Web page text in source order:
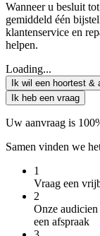
Wanneer u besluit
gemiddeld één
klantenservice en
helpen.
Loading...
Ik wil een hoortest &
Ik heb een vraag
Uw aanvraag is
Samen vinden we
1
Vraag een
2
Onze
een afspraak